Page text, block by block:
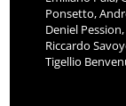
Ponsetto,
Deniel
Riccardo
Tigellio